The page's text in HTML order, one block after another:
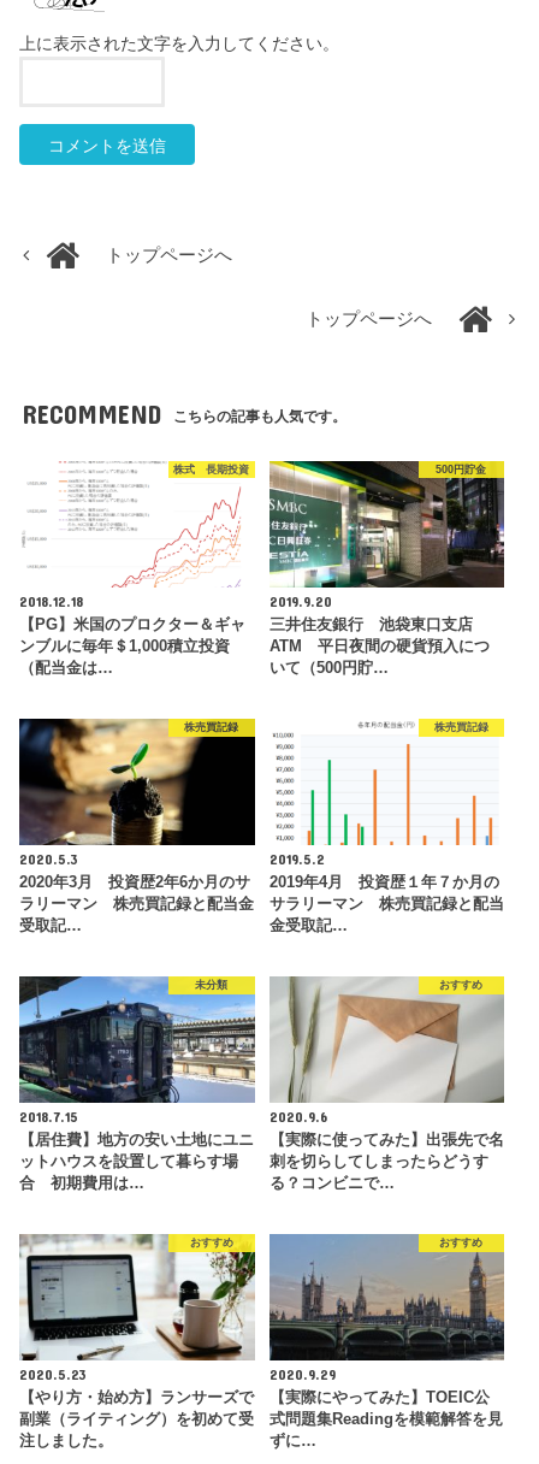
上に表示された文字を入力してください。
トップページへ
トップページへ
RECOMMEND こちらの記事も人気です。
株式 長期投資
2018.12.18
【PG】米国のプロクター＆ギャ
ンブルに毎年＄1,000積立投資
（配当金は…
500円貯金
2019.9.20
三井住友銀行 池袋東口支店
ATM 平日夜間の硬貨預入につ
いて（500円貯…
株売買記録
2020.5.3
2020年3月 投資歴2年6か月のサ
ラリーマン 株売買記録と配当金
受取記…
株売買記録
2019.5.2
2019年4月 投資歴１年７か月の
サラリーマン 株売買記録と配当
金受取記…
未分類
2018.7.15
【居住費】地方の安い土地にユニ
ットハウスを設置して暮らす場
合 初期費用は…
おすすめ
2020.9.6
【実際に使ってみた】出張先で名
刺を切らしてしまったらどうす
る？コンビニで…
おすすめ
2020.5.23
【やり方・始め方】ランサーズで
副業（ライティング）を初めて受
注しました。
おすすめ
2020.9.29
【実際にやってみた】TOEIC公
式問題集Readingを模範解答を見
ずに…